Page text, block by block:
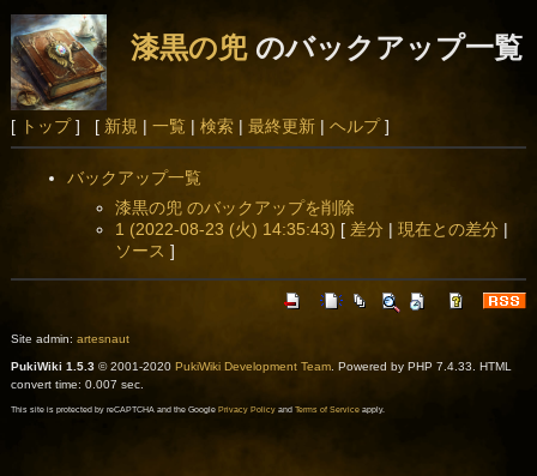
漆黒の兜のバックアップ一覧
[ トップ] [ 新規 | 一覧 | 検索| 最終更新| ヘルプ]
バックアップ一覧
漆黒の兜 のバックアップを削除
1 (2022-08-23 (火) 14:35:43) [ 差分 |現在との差分 |
ソース ]
Site admin: artesnaut
PukiWiki 1.5.3© 2001-2020 PukiWiki Development Team. Powered by PHP 7.4.33. HTML
convert time: 0.007 sec.
This site is protected by reCAPTCHA and the Google Privacy Policyand Terms of Serviceapply.